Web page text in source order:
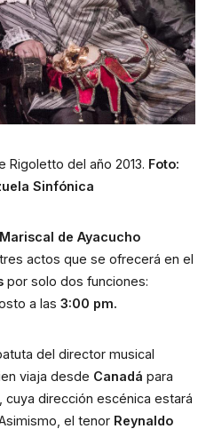
Rigoletto del año 2013. Foto:
Sinfónica
de Ayacucho
por solo dos funciones:
a las 3:00 pm.
del director musical
viaja desde Canadá para
dirección escénica estará
el tenor Reynaldo